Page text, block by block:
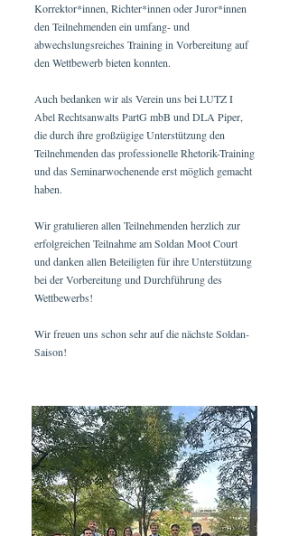
Korrektor*innen, Richter*innen oder Juror*innen
den Teilnehmenden ein umfang- und
abwechslungsreiches Training in Vorbereitung auf
den Wettbewerb bieten konnten.
Auch bedanken wir als Verein uns bei LUTZ I
Abel Rechtsanwalts PartG mbB und DLA Piper,
die durch ihre großzügige Unterstützung den
Teilnehmenden das professionelle Rhetorik-Training
und das Seminarwochenende erst möglich gemacht
haben.
Wir gratulieren allen Teilnehmenden herzlich zur
erfolgreichen Teilnahme am Soldan Moot Court
und danken allen Beteiligten für ihre Unterstützung
bei der Vorbereitung und Durchführung des
Wettbewerbs!
Wir freuen uns schon sehr auf die nächste Soldan-
Saison!